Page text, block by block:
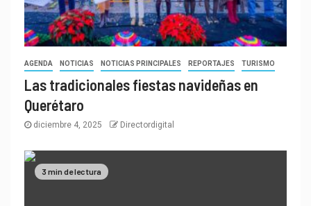
AGENDA NOTICIAS NOTICIAS PRINCIPALES REPORTAJES TURISMO
Las tradicionales fiestas navideñas en
Querétaro
diciembre 4, 2025 Directordigital
3 min de lectura